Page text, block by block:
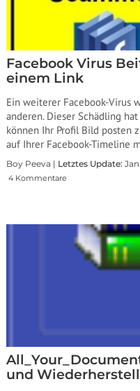
Facebook Virus
einem Link
Ein weiterer Facebook-Virus
anderen. Dieser Schädling
können Ihr Profil Bild posten
auf Ihrer Facebook-Timeline
Boy Peeva | Letztes Update:
4 Kommentare
und